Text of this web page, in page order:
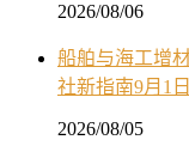
2026/08/06
船舶与海工增
社新指南9月1
2026/08/05